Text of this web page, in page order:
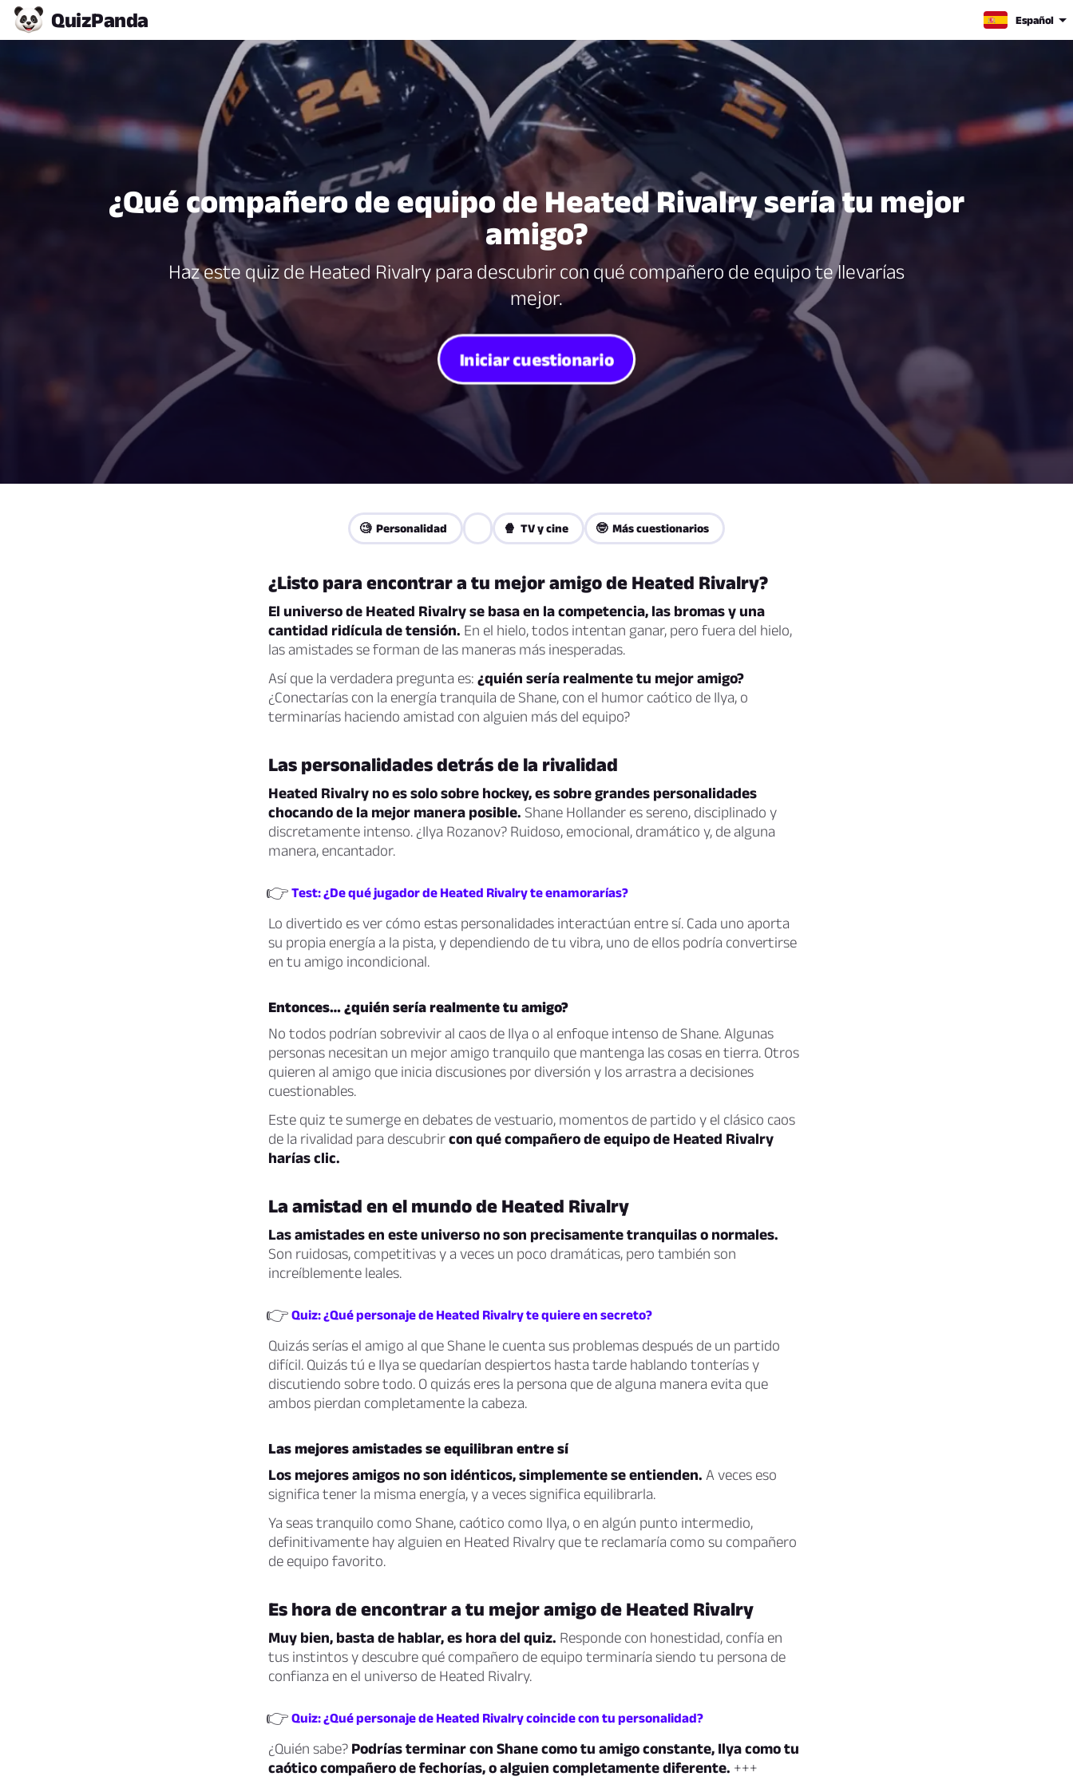
QuizPanda Español
¿Qué compañero de equipo de Heated Rivalry sería tu mejor
amigo?
Haz este quiz de Heated Rivalry para descubrir con qué compañero de equipo te llevarías
mejor.
Iniciar cuestionario
🧐 Personalidad 🍿 TV y cine 🤓 Más cuestionarios
¿Listo para encontrar a tu mejor amigo de Heated Rivalry?
El universo de Heated Rivalry se basa en la competencia, las bromas y una
cantidad ridícula de tensión. En el hielo, todos intentan ganar, pero fuera del hielo,
las amistades se forman de las maneras más inesperadas.
Así que la verdadera pregunta es: ¿quién sería realmente tu mejor amigo?
¿Conectarías con la energía tranquila de Shane, con el humor caótico de Ilya, o
terminarías haciendo amistad con alguien más del equipo?
Las personalidades detrás de la rivalidad
Heated Rivalry no es solo sobre hockey, es sobre grandes personalidades
chocando de la mejor manera posible. Shane Hollander es sereno, disciplinado y
discretamente intenso. ¿Ilya Rozanov? Ruidoso, emocional, dramático y, de alguna
manera, encantador.
👉 Test: ¿De qué jugador de Heated Rivalry te enamorarías?
Lo divertido es ver cómo estas personalidades interactúan entre sí. Cada uno aporta
su propia energía a la pista, y dependiendo de tu vibra, uno de ellos podría convertirse
en tu amigo incondicional.
Entonces… ¿quién sería realmente tu amigo?
No todos podrían sobrevivir al caos de Ilya o al enfoque intenso de Shane. Algunas
personas necesitan un mejor amigo tranquilo que mantenga las cosas en tierra. Otros
quieren al amigo que inicia discusiones por diversión y los arrastra a decisiones
cuestionables.
Este quiz te sumerge en debates de vestuario, momentos de partido y el clásico caos
de la rivalidad para descubrircon qué compañero de equipo de Heated Rivalry
harías clic.
La amistad en el mundo de Heated Rivalry
Las amistades en este universo no son precisamente tranquilas o normales.
Son ruidosas, competitivas y a veces un poco dramáticas, pero también son
increíblemente leales.
👉 Quiz: ¿Qué personaje de Heated Rivalry te quiere en secreto?
Quizás serías el amigo al que Shane le cuenta sus problemas después de un partido
difícil. Quizás tú e Ilya se quedarían despiertos hasta tarde hablando tonterías y
discutiendo sobre todo. O quizás eres la persona que de alguna manera evita que
ambos pierdan completamente la cabeza.
Las mejores amistades se equilibran entre sí
Los mejores amigos no son idénticos, simplemente se entienden. A veces eso
significa tener la misma energía, y a veces significa equilibrarla.
Ya seas tranquilo como Shane, caótico como Ilya, o en algún punto intermedio,
definitivamente hay alguien en Heated Rivalry que te reclamaría como su compañero
de equipo favorito.
Es hora de encontrar a tu mejor amigo de Heated Rivalry
Muy bien, basta de hablar, es hora del quiz. Responde con honestidad, confía en
tus instintos y descubre qué compañero de equipo terminaría siendo tu persona de
confianza en el universo de Heated Rivalry.
👉 Quiz: ¿Qué personaje de Heated Rivalry coincide con tu personalidad?
¿Quién sabe? Podrías terminar con Shane como tu amigo constante, Ilya como tu
caótico compañero de fechorías, o alguien completamente diferente. +++